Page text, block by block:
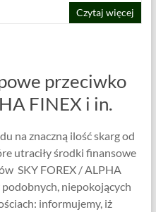
Czytaj więcej
przeciwko
FINEX i in.
na znaczną ilość skarg od
utraciły środki finansowe
SKY FOREX / ALPHA
podobnych, niepokojących
informujemy, iż